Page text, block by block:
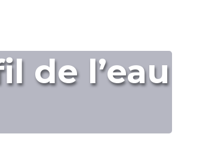
de l’eau